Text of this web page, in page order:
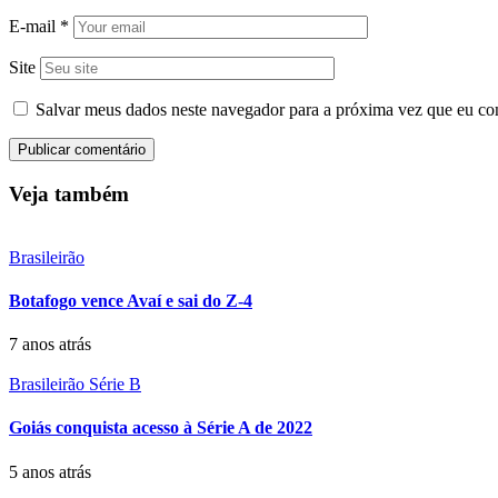
E-mail *
Site
Salvar meus dados neste navegador para a próxima vez que eu
Veja também
Brasileirão
Botafogo vence Avaí e sai do Z-4
7 anos atrás
Brasileirão Série B
Goiás conquista acesso à Série A de 2022
5 anos atrás